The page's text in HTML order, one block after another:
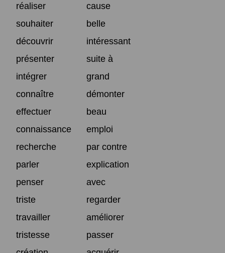
réaliser
cause
souhaiter
belle
découvrir
intéressant
présenter
suite à
intégrer
grand
connaître
démonter
effectuer
beau
connaissance
emploi
recherche
par contre
parler
explication
penser
avec
triste
regarder
travailler
améliorer
tristesse
passer